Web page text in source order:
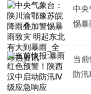
中央
惕暴
当
防